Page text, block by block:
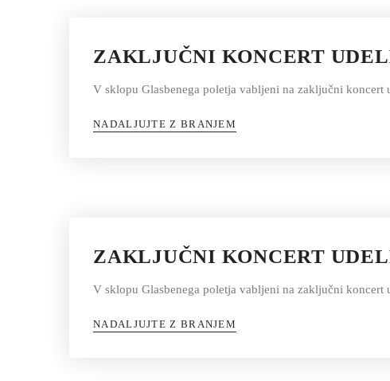
ZAKLJUČNI KONCERT
V sklopu Glasbenega poletja vabljeni na zaključni koncert
NADALJUJTE Z BRANJEM
ZAKLJUČNI KONCERT
V sklopu Glasbenega poletja vabljeni na zaključni
NADALJUJTE Z BRANJEM